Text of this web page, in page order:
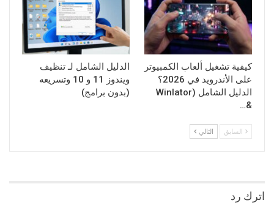
كيفية تشغيل ألعاب الكمبيوتر
على الأندرويد في 2026؟
الدليل الشامل (Winlator
&…
الدليل الشامل لـ تنظيف
ويندوز 11 و 10 وتسريعه
(بدون برامج)
السابق التالي
اترك رد